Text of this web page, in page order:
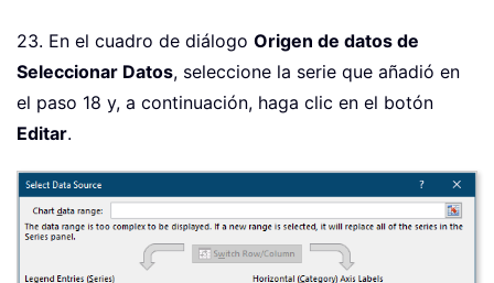
23. En el cuadro de diálogo Origen de datos de
Seleccionar Datos, seleccione la serie que añadió en
el paso 18 y, a continuación, haga clic en el botón
Editar.